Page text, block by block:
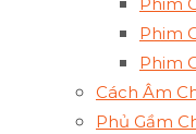
Phim
Phim
Cách Âm
Phủ Gầm